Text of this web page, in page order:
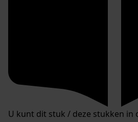
U kunt dit stuk / deze stukken in